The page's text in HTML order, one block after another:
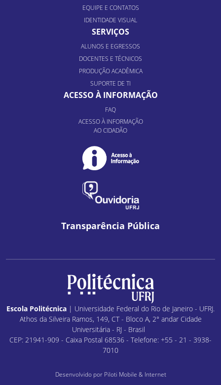
EQUIPE E CONTATOS
IDENTIDADE VISUAL
SERVIÇOS
ALUNOS E EGRESSOS
DOCENTES E TÉCNICOS
PRODUÇÃO ACADÊMICA
SUPORTE DE TI
ACESSO À INFORMAÇÃO
FAQ
ACESSO À INFORMAÇÃO
AO CIDADÃO
Transparência Pública
Escola Politécnica | Universidade Federal do Rio de Janeiro - UFRJ.
Athos da Silveira Ramos, 149, CT - Bloco A, 2° andar Cidade
Universitária - RJ - Brasil
CEP: 21941-909 - Caixa Postal 68536 - Telefone: +55 - 21 - 3938-
7010
Desenvolvido por Piloti Mobile & Internet